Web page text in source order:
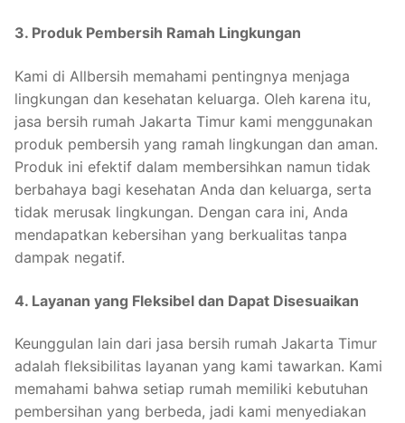
3. Produk Pembersih Ramah Lingkungan
Kami di Allbersih memahami pentingnya menjaga
lingkungan dan kesehatan keluarga. Oleh karena itu,
jasa bersih rumah Jakarta Timur kami menggunakan
produk pembersih yang ramah lingkungan dan aman.
Produk ini efektif dalam membersihkan namun tidak
berbahaya bagi kesehatan Anda dan keluarga, serta
tidak merusak lingkungan. Dengan cara ini, Anda
mendapatkan kebersihan yang berkualitas tanpa
dampak negatif.
4. Layanan yang Fleksibel dan Dapat Disesuaikan
Keunggulan lain dari jasa bersih rumah Jakarta Timur
adalah fleksibilitas layanan yang kami tawarkan. Kami
memahami bahwa setiap rumah memiliki kebutuhan
pembersihan yang berbeda, jadi kami menyediakan